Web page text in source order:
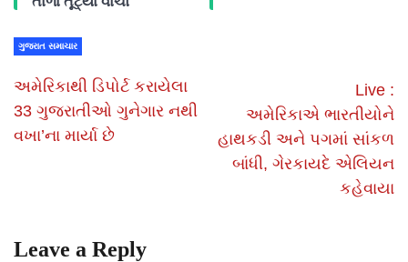
ગુજરાત સમાચાર
અમેરિકાથી ડિપોર્ટ કરાયેલા
33 ગુજરાતીઓ ગુનેગાર નથી
વખા’ના માર્યા છે
Live :
અમેરિકાએ ભારતીયોને
હાથકડી અને પગમાં સાંકળ
બાંધી, ગેરકાયદે એલિયન
કહેવાયા
Leave a Reply